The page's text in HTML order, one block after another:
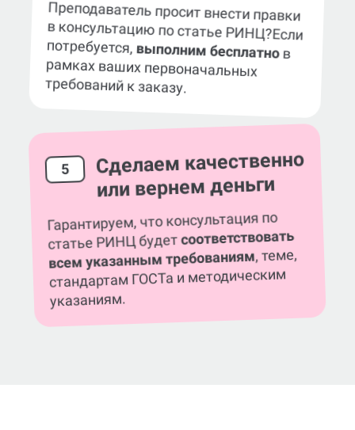
Преподаватель просит внести правки
в консультацию по статье РИНЦ?Если
потребуется,выполним бесплатнов
рамках ваших первоначальных
требований к заказу.
5 Сделаем качественно
или вернем деньги
Гарантируем, что консультация по
статье РИНЦ будетсоответствовать
всем указанным требованиям, теме,
стандартам ГОСТа и методическим
указаниям.